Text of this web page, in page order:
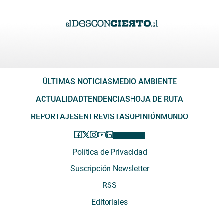
ÚLTIMAS NOTICIAS MEDIO AMBIENTE
ACTUALIDADTENDENCIAS HOJA DE RUTA
REPORTAJES ENTREVISTASOPINIÓN MUNDO
Política de Privacidad
Suscripción Newsletter
RSS
Editoriales